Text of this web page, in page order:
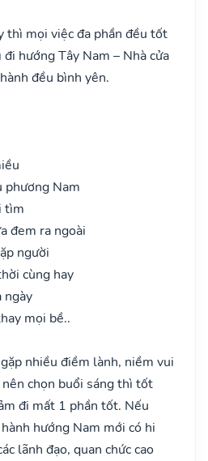
thì mọi việc đa phần đều tốt
hướng Tây Nam – Nhà cửa
đều bình yên.
phương Nam
tìm
đem ra ngoài
người
cùng hay
ngày
mọi bề..
nhiều điềm lành, niềm vui
chọn buổi sáng thì tốt
đi mất 1 phần tốt. Nếu
hướng Nam mới có hi
lãnh đạo, quan chức cao